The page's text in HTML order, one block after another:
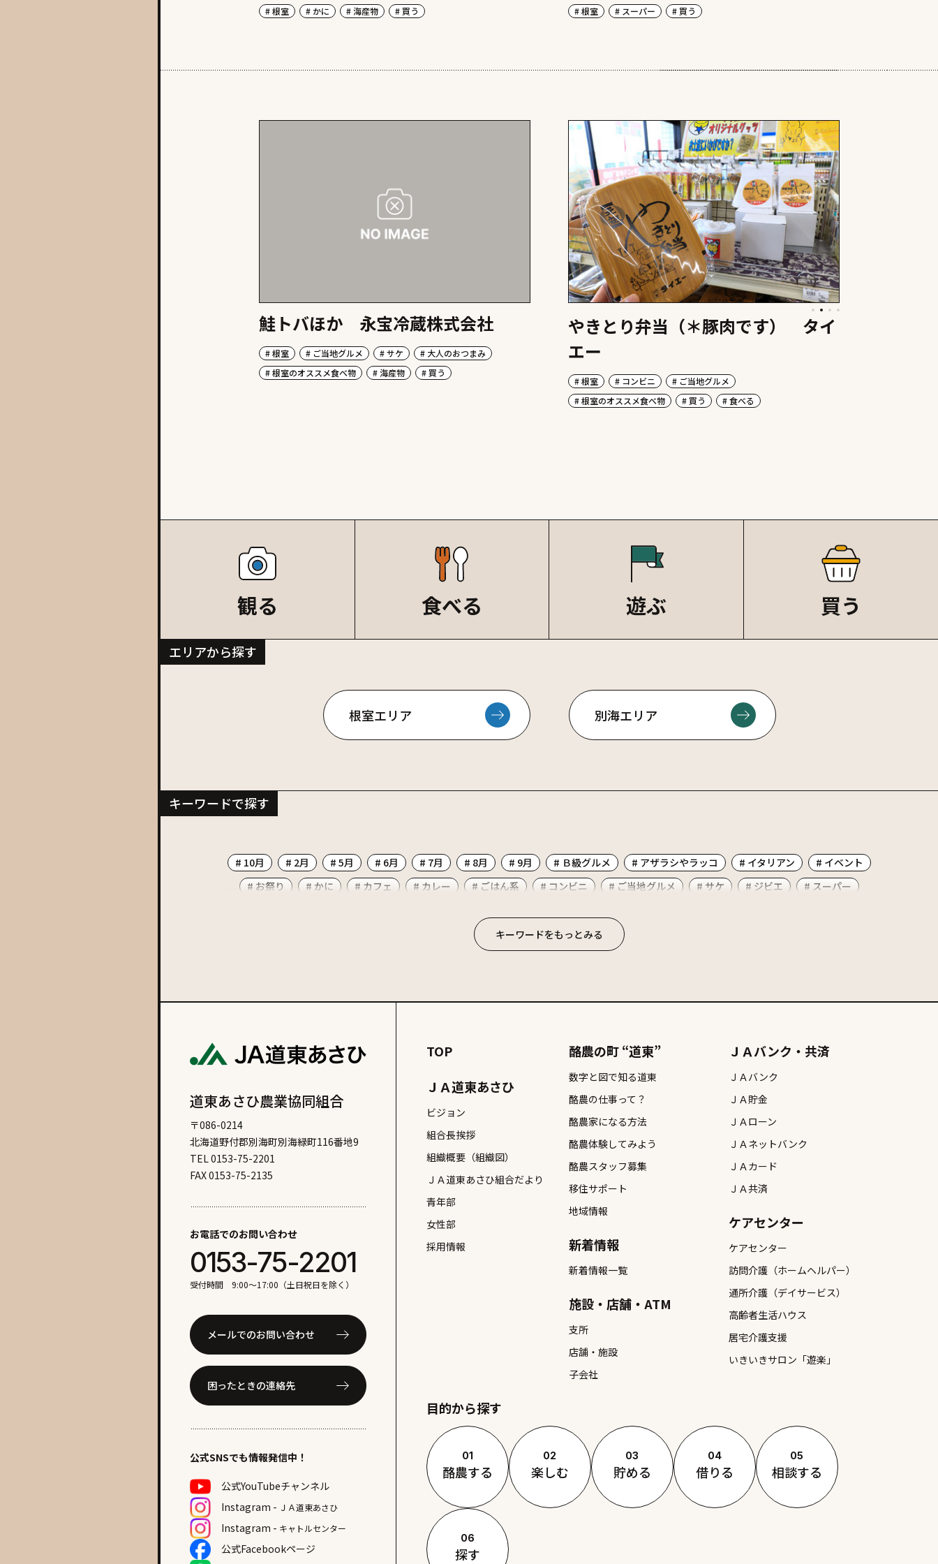
# 根室 # かに # 海産物 # 買う # 根室 # スーパー # 買う
鮭トバほか 永宝冷蔵株式会社
# 根室 # ご当地グルメ # サケ
# 大人のおつまみ
# 根室のオススメ食べ物
# 海産物 # 買う
やきとり弁当（＊豚肉です） タイ
エー
# 根室 # コンビニ
# ご当地グルメ
# 根室のオススメ食べ物
# 買う # 食べる
観る 食べる 遊ぶ 買う
エリアから探す
根室エリア 別海エリア
キーワードで探す
# 10月 # 2月 # 5月 # 6月 # 7月 # 8月 # 9月 # Ｂ級グルメ # アザラシやラッコ # イタリアン
# イベント
# お祭り
# かに # カフェ # カレー # ごはん系 # コンビニ # ご当地グルメ # サケ # ジビエ
# スーパー
# ワカサギ釣り # 中華 # 公園 # 別海のオススメ食べ物
# 観光
# 買う # 遊ぶ # 酪農体験 # 鉄板焼き # 食べる
キーワードをもっとみる
道東あさひ農業協同組合
〒086-0214
北海道野付郡別海町別海緑町116番地9
TEL 0153-75-2201
FAX 0153-75-2135
お電話でのお問い合わせ
0153-75-2201
受付時間 9:00〜17:00（土日祝日を除く）
メールでのお問い合わせ
困ったときの連絡先
公式SNSでも情報発信中！
公式YouTubeチャンネル
Instagram - ＪＡ道東あさひ
Instagram - キャトルセンター
公式Facebookページ
TOP
ＪＡ道東あさひ
ビジョン
組合長挨拶
組織概要（組織図）
ＪＡ道東あさひ組合だより
青年部
女性部
採用情報
酪農の町 “道東”
数字と図で知る道東
酪農の仕事って？
酪農家になる方法
酪農体験してみよう
酪農スタッフ募集
移住サポート
地域情報
新着情報
新着情報一覧
施設・店舗・ATM
支所
店舗・施設
子会社
ＪＡバンク・共済
ＪＡバンク
ＪＡ貯金
ＪＡローン
ＪＡネットバンク
ＪＡカード
ＪＡ共済
ケアセンター
ケアセンター
訪問介護（ホームヘルパー）
通所介護（デイサービス）
高齢者生活ハウス
居宅介護支援
いきいきサロン「遊楽」
目的から探す
01
酪農する
02
楽しむ
03
貯める
04
借りる
05
相談する
06
探す